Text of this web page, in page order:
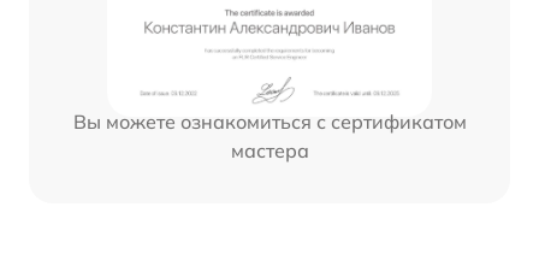
Вы можете ознакомиться с сертификатом
мастера